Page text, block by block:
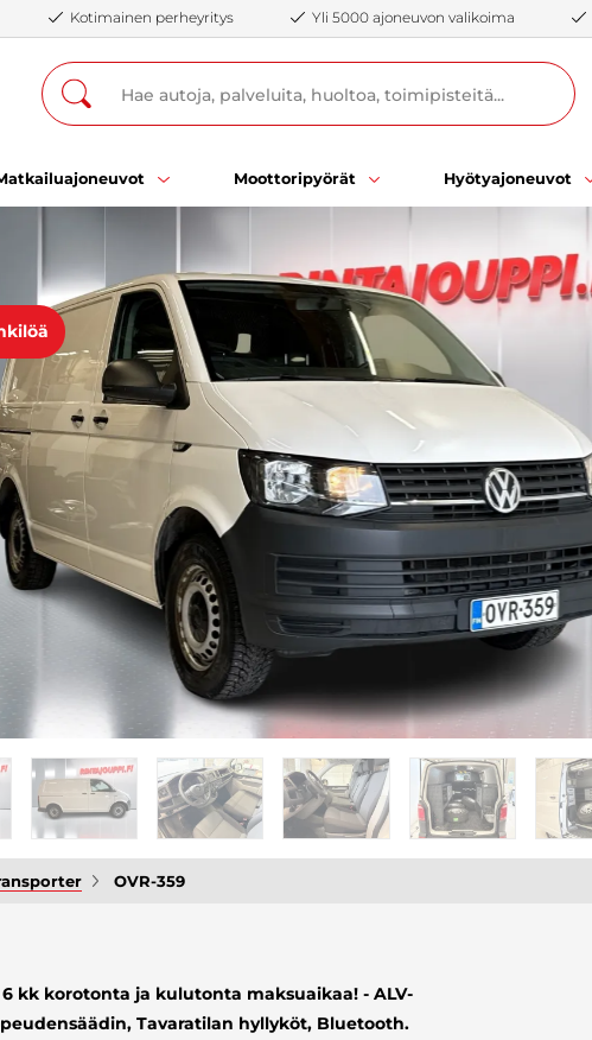
Kotimainen perheyritys Yli 5000 ajoneuvon valikoima
Moottoripyörät Hyötyajoneuvot
OVR-359
kk korotonta ja kulutonta maksuaikaa! - ALV-
Tavaratilan hyllyköt, Bluetooth.